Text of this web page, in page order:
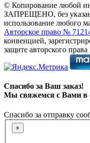
© Копирование любой
ЗАПРЕЩЕНО, без
использование любого
Авторское право №
конвенцией,
защите авторского
Спасибо за Ваш заказ!
Мы свяжемся с Вами в
Спасибо за отправку
×